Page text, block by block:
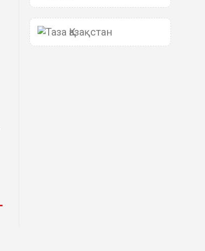
Xiaomi представила техническую
архитектуру Xiaomi Kunlun и
серию Xiaomi SkyNomad
04 Авг. 2026 18:35